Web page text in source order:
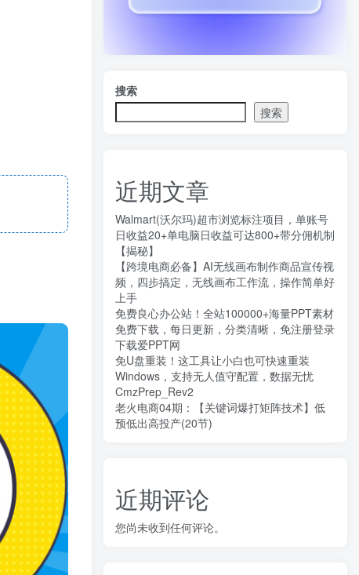
搜索
搜索
近期文章
Walmart(沃尔玛)超市浏览标注项目，单账号
日收益20+单电脑日收益可达800+带分佣机制
【揭秘】
【跨境电商必备】AI无线画布制作商品宣传视
频，四步搞定，无线画布工作流，操作简单好
上手
免费良心办公站！全站100000+海量PPT素材
免费下载，每日更新，分类清晰，免注册登录
下载爱PPT网
免U盘重装！这工具让小白也可快速重装
Windows，支持无人值守配置，数据无忧
CmzPrep_Rev2
老火电商04期：【关键词爆打矩阵技术】低
预低出高投产(20节)
近期评论
您尚未收到任何评论。